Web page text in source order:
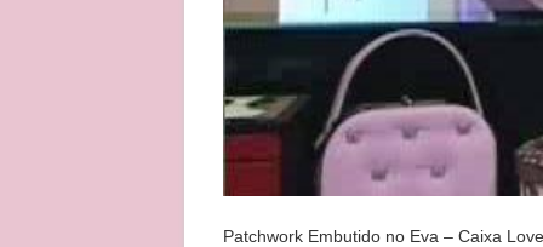
Patchwork Embutido no Eva – Caixa